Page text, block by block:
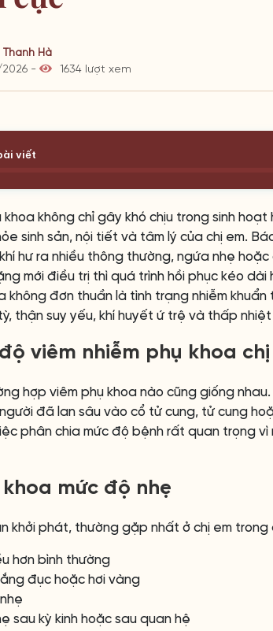
Hà
-
1634 lượt xem
viết
khoa không chỉ gây khó chịu trong sinh
sinh sản, nội tiết và tâm lý của chị em.
hư ra nhiều thông thường, ngứa nhẹ hoặc
mới điều trị thì quá trình hồi phục kéo
không đơn thuần là tình trạng nhiễm
thận suy yếu, khí huyết ứ trệ và thấp
viêm nhiễm phụ khoa
hợp viêm phụ khoa nào cũng giống
đã lan sâu vào cổ tử cung, tử cung
phân chia mức độ bệnh rất quan trọng
mức độ nhẹ
khởi phát, thường gặp nhất ở chị em trong
hơn bình thường
đục hoặc hơi vàng
sau kỳ kinh hoặc sau quan hệ